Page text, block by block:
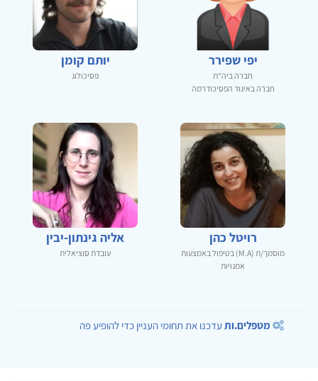
יפי שפירר
חברה ביה"ת
חברה באיגוד הפסיכודרמה
יותם קומן
פסיכולוג
רויטל כהן
מוסמך/ת (M.A) בטיפול באמצעות
אמנויות
אליה גינתון-יבין
עובדת סוציאלית
מטפלים.ותעדכנו את תחומי העניין כדי להופיע פה